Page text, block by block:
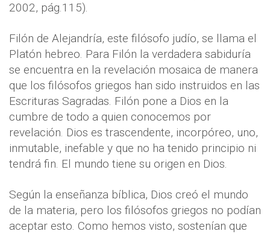
2002, pág.115).
Filón de Alejandría, este filósofo judío, se llama el
Platón hebreo. Para Filón la verdadera sabiduría
se encuentra en la revelación mosaica de manera
que los filósofos griegos han sido instruidos en las
Escrituras Sagradas. Filón pone a Dios en la
cumbre de todo a quien conocemos por
revelación. Dios es trascendente, incorpóreo, uno,
inmutable, inefable y que no ha tenido principio ni
tendrá fin. El mundo tiene su origen en Dios.
Según la enseñanza bíblica, Dios creó el mundo
de la materia, pero los filósofos griegos no podían
aceptar esto. Como hemos visto, sostenían que